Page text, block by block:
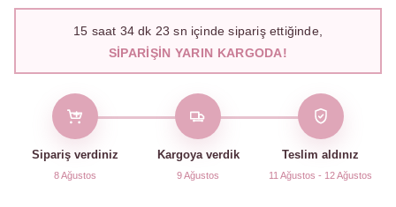
15 saat 34dk 22 sn içinde sipariş ettiğinde,
SIPARIŞIN YARIN KARGODA!
Sipariş verdiniz
8 Ağustos
Kargoya verdik
9 Ağustos
Teslim aldınız
11 Ağustos - 12 Ağustos